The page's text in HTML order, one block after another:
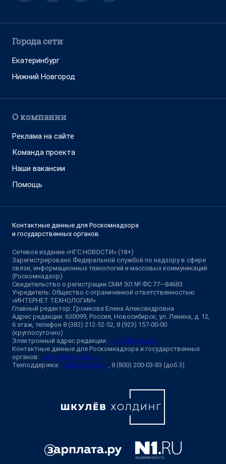
Города сети
Екатеринбург
Нижний Новгород
О компании
Реклама на сайте
Команда проекта
Наши вакансии
Помощь
Контактные данные для Роскомнадзора
и государственных органов
Сетевое издание «НГС.НОВОСТИ» (18+)
Зарегистрировано Федеральной службой по надзору в сфере
связи, информационных технологий и массовых коммуникаций
(Роскомнадзор)
Свидетельство о регистрации СМИ ЭЛ № ФС 77—84683
Учредитель: Общество с ограниченной ответственностью
«ИНТЕРНЕТ ТЕХНОЛОГИИ»
Главный редактор: Громкова Елена Александровна
Адрес редакции: 630099, Россия, Новосибирск, ул. Ленина, д. 12,
6 этаж, телефон 8 (383) 212-52-52, 8 (923) 157-00-00
(круглосуточно)
Электронный адрес редакции: ngs@shkulev.ru
Контактные данные для Роскомнадзора и государственных
органов: juristnsk@shkulev.ru
Техподдержка: help@shkulev.ru, 8 (800) 200-03-83 (доб.3)